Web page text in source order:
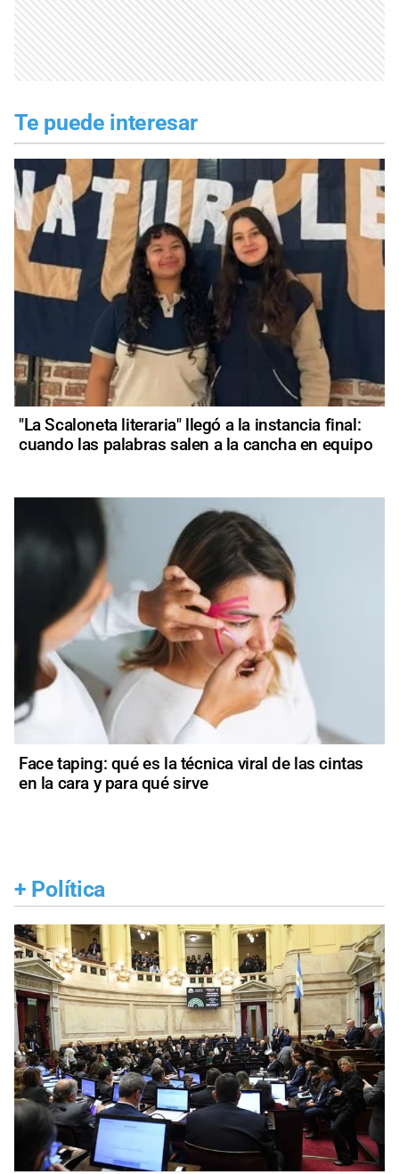
Te puede interesar
"La Scaloneta literaria" llegó a la instancia final:
cuando las palabras salen a la cancha en equipo
Face taping: qué es la técnica viral de las cintas
en la cara y para qué sirve
+ Política